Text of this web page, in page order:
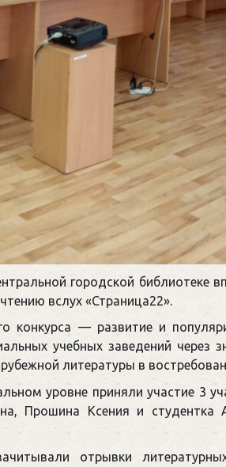
городской библиотеке
вслух «Страница22».
конкурса — развитие и
учебных заведений
литературы в
уровне приняли участие 3
Прошина Ксения и
отрывки